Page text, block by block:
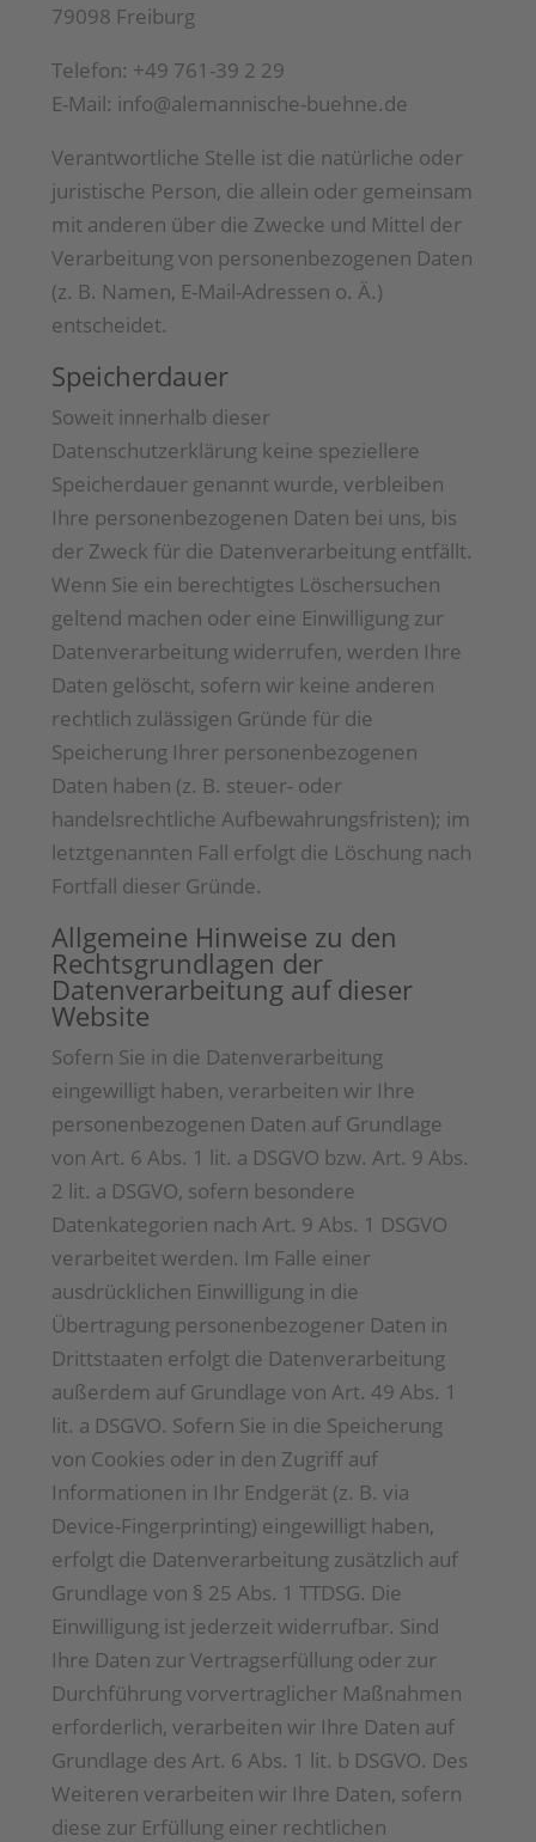
79098 Freiburg
Telefon: +49 761-39 2 29
E-Mail: info@alemannische-buehne.de
Verantwortliche Stelle ist die natürliche oder
juristische Person, die allein oder gemeinsam
mit anderen über die Zwecke und Mittel der
Verarbeitung von personenbezogenen Daten
(z. B. Namen, E-Mail-Adressen o. Ä.)
entscheidet.
Speicherdauer
Soweit innerhalb dieser
Datenschutzerklärung keine speziellere
Speicherdauer genannt wurde, verbleiben
Ihre personenbezogenen Daten bei uns, bis
der Zweck für die Datenverarbeitung entfällt.
Wenn Sie ein berechtigtes Löschersuchen
geltend machen oder eine Einwilligung zur
Datenverarbeitung widerrufen, werden Ihre
Daten gelöscht, sofern wir keine anderen
rechtlich zulässigen Gründe für die
Speicherung Ihrer personenbezogenen
Daten haben (z. B. steuer- oder
handelsrechtliche Aufbewahrungsfristen); im
letztgenannten Fall erfolgt die Löschung nach
Fortfall dieser Gründe.
Allgemeine Hinweise zu den
Rechtsgrundlagen der
Datenverarbeitung auf dieser
Website
Sofern Sie in die Datenverarbeitung
eingewilligt haben, verarbeiten wir Ihre
personenbezogenen Daten auf Grundlage
von Art. 6 Abs. 1 lit. a DSGVO bzw. Art. 9 Abs.
2 lit. a DSGVO, sofern besondere
Datenkategorien nach Art. 9 Abs. 1 DSGVO
verarbeitet werden. Im Falle einer
ausdrücklichen Einwilligung in die
Übertragung personenbezogener Daten in
Drittstaaten erfolgt die Datenverarbeitung
außerdem auf Grundlage von Art. 49 Abs. 1
lit. a DSGVO. Sofern Sie in die Speicherung
von Cookies oder in den Zugriff auf
Informationen in Ihr Endgerät (z. B. via
Device-Fingerprinting) eingewilligt haben,
erfolgt die Datenverarbeitung zusätzlich auf
Grundlage von § 25 Abs. 1 TTDSG. Die
Einwilligung ist jederzeit widerrufbar. Sind
Ihre Daten zur Vertragserfüllung oder zur
Durchführung vorvertraglicher Maßnahmen
erforderlich, verarbeiten wir Ihre Daten auf
Grundlage des Art. 6 Abs. 1 lit. b DSGVO. Des
Weiteren verarbeiten wir Ihre Daten, sofern
diese zur Erfüllung einer rechtlichen